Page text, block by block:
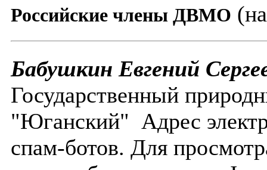
Российские члены ДВМО
Бабушкин Евгений
Государственный
"Юганский" Адрес
спам-ботов. Для